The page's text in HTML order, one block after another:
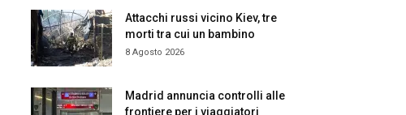
Attacchi russi vicino Kiev, tre
morti tra cui un bambino
8 Agosto 2026
Madrid annuncia controlli alle
frontiere per i viaggiatori